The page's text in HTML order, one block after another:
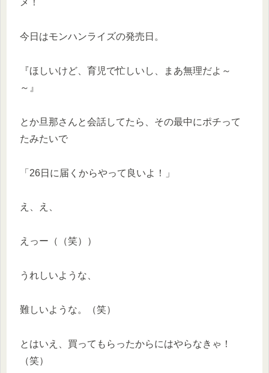
メ！
今日はモンハンライズの発売日。
『ほしいけど、育児で忙しいし、まあ無理だよ～
～』
とか旦那さんと会話してたら、その最中にポチって
たみたいで
「26日に届くからやって良いよ！」
え、え、
えっー（（笑））
うれしいような、
難しいような。（笑）
とはいえ、買ってもらったからにはやらなきゃ！
（笑）